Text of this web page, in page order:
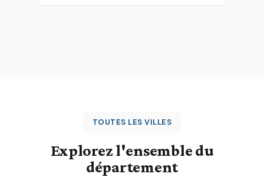
TOUTES LES VILLES
Explorez l'ensemble du
département